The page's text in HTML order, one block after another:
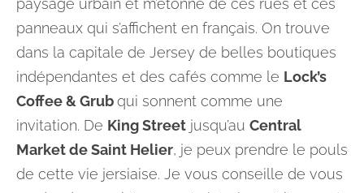
paysage urbain et m’étonne de ces rues et ces
panneaux qui s’affichent en français. On trouve
dans la capitale de Jersey de belles boutiques
indépendantes et des cafés comme le Lock’s
Coffee & Grubqui sonnent comme une
invitation. De King Street jusqu’au Central
Market de Saint Helier, je peux prendre le pouls
de cette vie jersiaise. Je vous conseille de vous